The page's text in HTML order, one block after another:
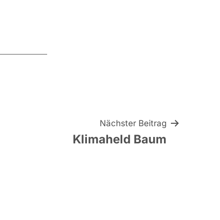
Nächster Beitrag
Klimaheld Baum